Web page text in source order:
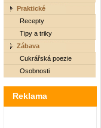
Praktické
Recepty
Tipy a triky
Zábava
Cukrářská poezie
Osobnosti
Reklama